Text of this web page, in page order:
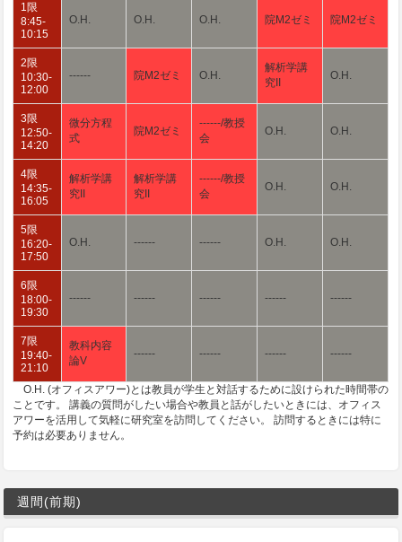
1限
8:45-
10:15
O.H. O.H. O.H. 院M2ゼミ 院M2ゼミ
2限
10:30-
12:00
------ 院M2ゼミ O.H.
解析学講
究II
O.H.
3限
12:50-
14:20
微分方程
式
院M2ゼミ
------/教授
会
O.H. O.H.
4限
14:35-
16:05
解析学講
究II
解析学講
究II
------/教授
会
O.H. O.H.
5限
16:20-
17:50
O.H. ------ ------ O.H. O.H.
6限
18:00-
19:30
------ ------ ------ ------ ------
7限
19:40-
21:10
教科内容
論V
------ ------ ------ ------
O.H. (オフィスアワー)とは教員が学生と対話するために設けられた時間帯の
ことです。 講義の質問がしたい場合や教員と話がしたいときには、オフィス
アワーを活用して気軽に研究室を訪問してください。 訪問するときには特に
予約は必要ありません。
週間(前期)